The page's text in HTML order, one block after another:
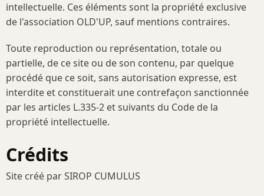
intellectuelle. Ces éléments sont la propriété exclusive
de l'association OLD'UP, sauf mentions contraires.
Toute reproduction ou représentation, totale ou
partielle, de ce site ou de son contenu, par quelque
procédé que ce soit, sans autorisation expresse, est
interdite et constituerait une contrefaçon sanctionnée
par les articles L.335-2 et suivants du Code de la
propriété intellectuelle.
Crédits
Site créé par SIROP CUMULUS